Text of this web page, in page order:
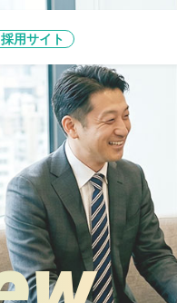
採用サイト